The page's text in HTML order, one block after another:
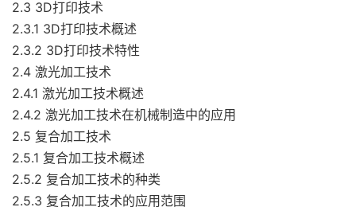
2.3 3D打印技术
2.3.1 3D打印技术概述
2.3.2 3D打印技术特性
2.4 激光加工技术
2.4.1 激光加工技术概述
2.4.2 激光加工技术在机械制造中的应用
2.5 复合加工技术
2.5.1 复合加工技术概述
2.5.2 复合加工技术的种类
2.5.3 复合加工技术的应用范围